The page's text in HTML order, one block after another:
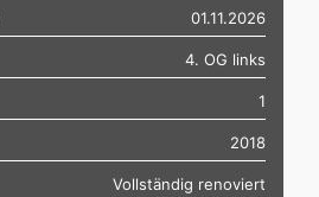
01.11.2026
4. OG links
1
2018
Vollständig renoviert